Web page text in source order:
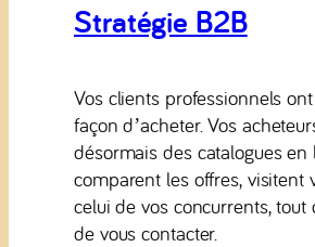
Stratégie B2B
Vos clients professionnels
façon d’acheter. Vos
désormais des catalogues en
comparent les offres, visitent
celui de vos concurrents,
de vous contacter.